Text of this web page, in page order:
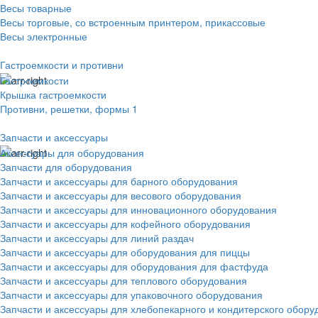
Весы товарные
Весы торговые, со встроенным принтером, прикассовые
Весы электронные
Гастроемкости и противни
Гастроемкости
Крышка гастроемкости
Противни, решетки, формы 1
Запчасти и аксессуары
Аксессуары для оборудования
Запчасти для оборудования
Запчасти и аксессуары для барного оборудования
Запчасти и аксессуары для весового оборудования
Запчасти и аксессуары для инновационного оборудования
Запчасти и аксессуары для кофейного оборудования
Запчасти и аксессуары для линий раздач
Запчасти и аксессуары для оборудования для пиццы
Запчасти и аксессуары для оборудования для фастфуда
Запчасти и аксессуары для теплового оборудования
Запчасти и аксессуары для упаковочного оборудования
Запчасти и аксессуары для хлебопекарного и кондитерского